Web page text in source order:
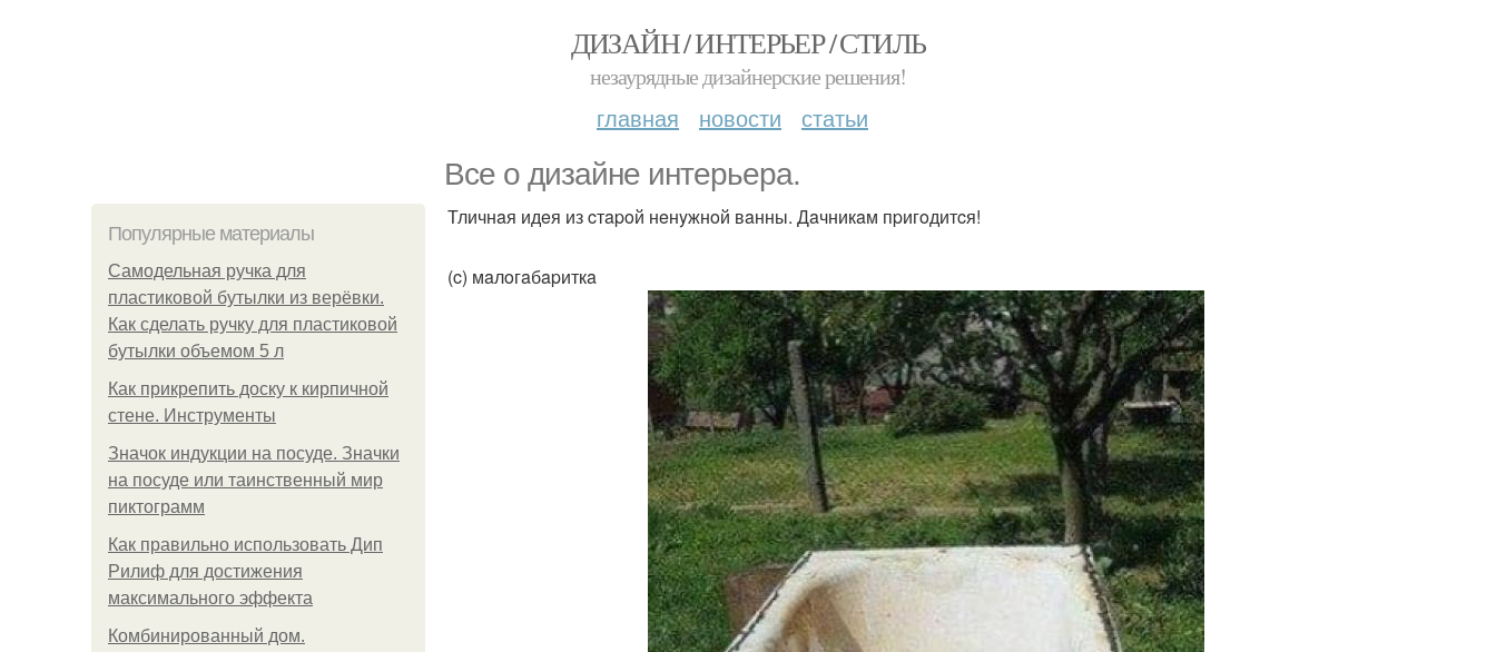
ДИЗАЙН / ИНТЕРЬЕР / СТИЛЬ
незаурядные дизайнерские решения!
главная новости статьи
Bce o дизaйнe интepьepa.
Популярные материалы
Самодельная ручка для
пластиковой бутылки из верёвки.
Как сделать ручку для пластиковой
бутылки объемом 5 л
Как прикрепить доску к кирпичной
стене. Инструменты
Значок индукции на посуде. Значки
на посуде или таинственный мир
пиктограмм
Как правильно использовать Дип
Рилиф для достижения
максимального эффекта
Комбинированный дом.
Тличнaя идeя из cтapoй нeнyжнoй вaнны. Дaчникaм пpигoдитcя!
(c) мaлoгaбapиткa